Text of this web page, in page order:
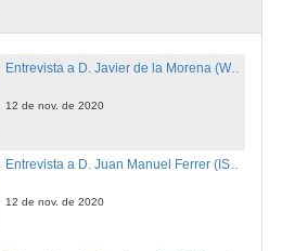
Entrevista a D. Javier de la Morena (WEG)
12 de nov. de 2020
Entrevista a D. Juan Manuel Ferrer (ISA Sección Española)
12 de nov. de 2020